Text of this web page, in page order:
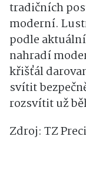
tradičních
moderní.
podle
nahradí
křišťál
svítit
rozsvítit už
Zdroj: TZ